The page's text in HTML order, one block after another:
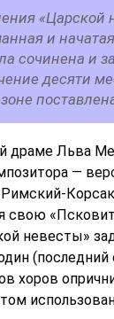
«Царской
и
сочинена и
десяти
драме Льва
—
свою
невесты»
хоров